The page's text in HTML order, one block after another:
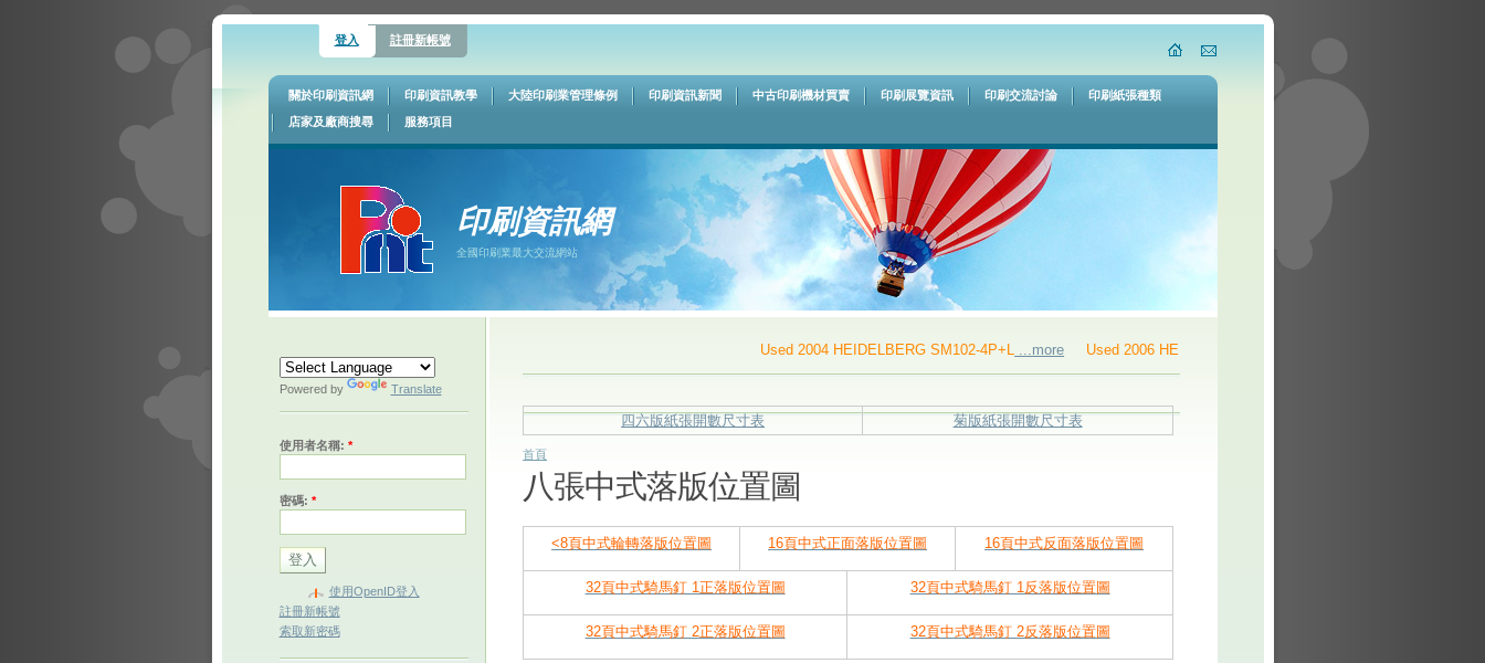
登入 註冊新帳號
關於印刷資訊網 印刷資訊教學 大陸印刷業管理條例 印刷資訊新聞 中古印刷機材買賣 印刷展覽資訊 印刷交流討論
印刷紙張種類
店家及廠商搜尋
服務項目
印刷資訊網
全國印刷業最大交流網站
Powered by Translate
使用者名稱: *
密碼: *
使用OpenID登入
註冊新帳號
索取新密碼
Used 2004 HEIDELBERG SM102-4P+L...more Used 2006 HEIDELBERG PM GTO52-4 DDS
四六版紙張開數尺寸表 菊版紙張開數尺寸表
首頁
八張中式落版位置圖
<8頁中式輪轉落版位置圖 16頁中式正面落版位置圖 16頁中式反面落版位置圖
32頁中式騎馬釘 1正落版位置圖 32頁中式騎馬釘 1反落版位置圖
32頁中式騎馬釘 2正落版位置圖 32頁中式騎馬釘 2反落版位置圖